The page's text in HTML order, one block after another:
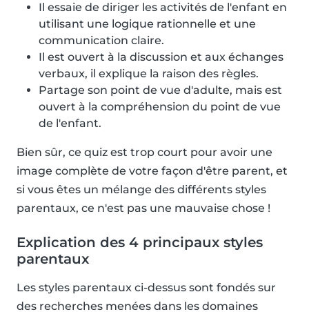
Il essaie de diriger les activités de l'enfant en
utilisant une logique rationnelle et une
communication claire.
Il est ouvert à la discussion et aux échanges
verbaux, il explique la raison des règles.
Partage son point de vue d'adulte, mais est
ouvert à la compréhension du point de vue
de l'enfant.
Bien sûr, ce quiz est trop court pour avoir une
image complète de votre façon d'être parent, et
si vous êtes un mélange des différents styles
parentaux, ce n'est pas une mauvaise chose !
Explication des 4 principaux styles
parentaux
Les styles parentaux ci-dessus sont fondés sur
des recherches menées dans les domaines